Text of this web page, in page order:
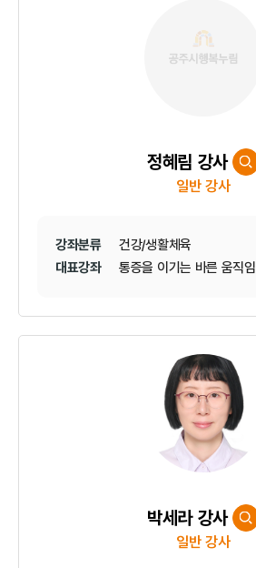
정혜림 강사
일반 강사
강좌분류
건강/생활체육
대표강좌
통증을 이기는 바른 움직임
박세라 강사
일반 강사